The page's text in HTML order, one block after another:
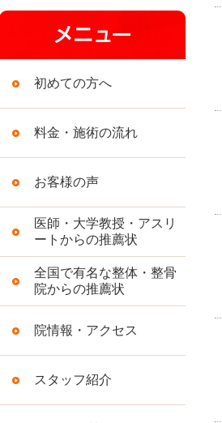
初めての方へ
料金・施術の流れ
お客様の声
医師・大学教授・アスリ
ートからの推薦状
全国で有名な整体・整骨
院からの推薦状
院情報・アクセス
スタッフ紹介